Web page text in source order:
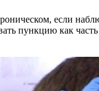
если
пункцию как